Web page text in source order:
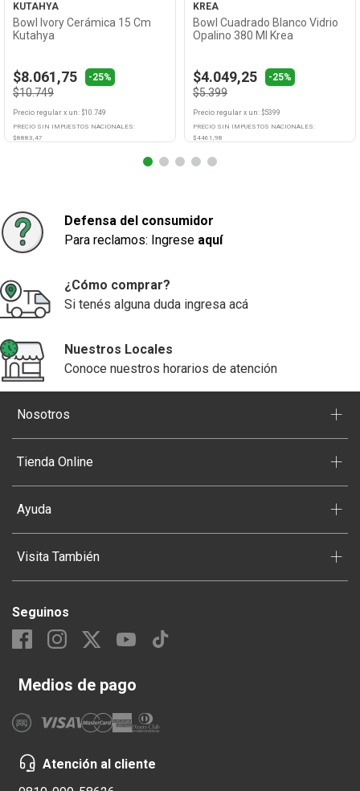
KUTAHYA
Bowl Ivory Cerámica 15 Cm
Kutahya
$8.061,75 -25%
$10.749
Precio regular x un: $10.749
PRECIO SIN IMPUESTOS NACIONALES:
$8883,47
KREA
Bowl Cuadrado Blanco Vidrio
Opalino 380 Ml Krea
$4.049,25 -25%
$5.399
Precio regular x un: $5399
PRECIO SIN IMPUESTOS NACIONALES:
$4461,98
Defensa del consumidor
Para reclamos: Ingrese aquí
¿Cómo comprar?
Si tenés alguna duda ingresa acá
Nuestros Locales
Conoce nuestros horarios de atención
Nosotros +
Tienda Online +
Ayuda +
Visita También +
Seguinos
Medios de pago
Atención al cliente